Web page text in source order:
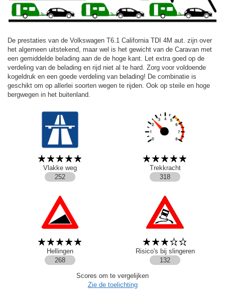
De prestaties van de Volkswagen T6.1 California TDI 4M aut. zijn over
het algemeen uitstekend, maar wel is het gewicht van de Caravan met
een gemiddelde belading aan de de hoge kant. Let extra goed op de
verdeling van de belading en rijd niet al te hard. Zorg voor voldoende
kogeldruk en een goede verdeling van belading! De combinatie is
geschikt om op allerlei soorten wegen te rijden. Ook op steile en hoge
bergwegen in het buitenland.
Vlakke weg
Trekkracht
252
318
Hellingen
Risico's bij slingeren
268
132
Scores om te vergelijken
Zie de toelichting